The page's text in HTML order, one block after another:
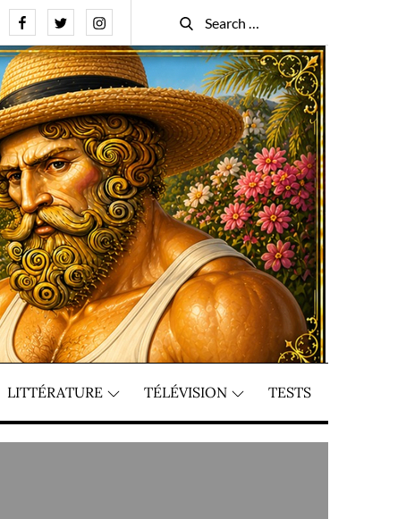
FacebookTwitterInstagram
Search
for:
Search
LITTÉRATURE TÉLÉVISION TESTS